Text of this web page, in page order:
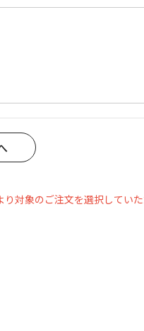
対象のご注文を選択してい